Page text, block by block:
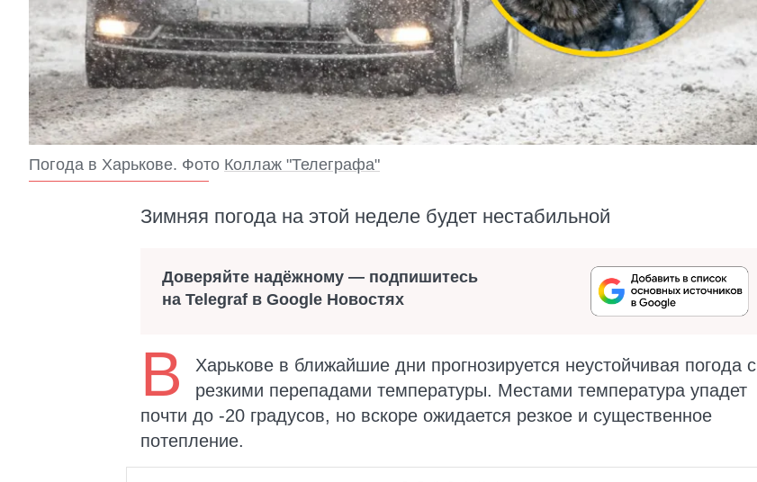
Погода в Харькове. Фото Коллаж "Телеграфа"
Зимняя погода на этой неделе будет нестабильной
Доверяйте надёжному — подпишитесь
на Telegraf в Google Новостях
В
Харькове в ближайшие дни прогнозируется неустойчивая погода с
резкими перепадами температуры. Местами температура упадет
почти до -20 градусов, но вскоре ожидается резкое и существенное
потепление.